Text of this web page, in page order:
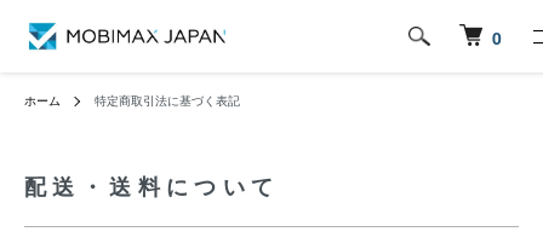
0
ホーム 特定商取引法に基づく表記
配送・送料について